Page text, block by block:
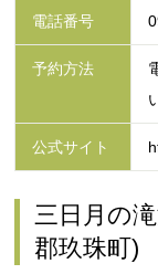
電話番号
予約方法
公式サイト
三日月の
郡玖珠町)